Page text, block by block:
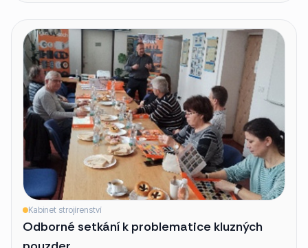
Kabinet strojírenství
Odborné setkání k problematice kluzných